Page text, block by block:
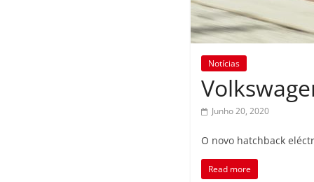
Notícias
Junho 20, 2020
O novo hatchback
Read more